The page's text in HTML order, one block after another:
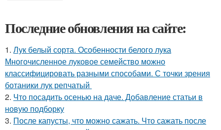
Последние обновления на сайте:
1. Лук белый сорта. Особенности белого лука
Многочисленное луковое семейство можно
классифицировать разными способами. С точки зрения
ботаники лук репчатый
2. Что посадить осенью на даче. Добавление статьи в
новую подборку
3. После капусты, что можно сажать. Что сажать после